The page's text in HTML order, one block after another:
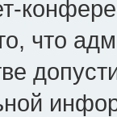
что